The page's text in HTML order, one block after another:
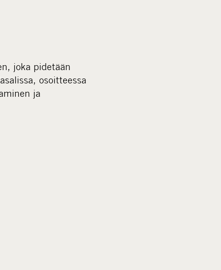
joka pidetään
osoitteessa
ja